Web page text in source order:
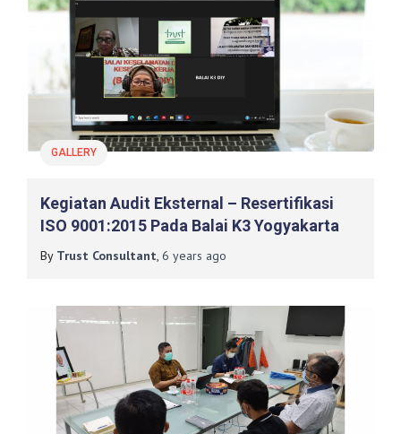
GALLERY
Kegiatan Audit Eksternal – Resertifikasi
ISO 9001:2015 Pada Balai K3 Yogyakarta
By Trust Consultant, 6 years ago